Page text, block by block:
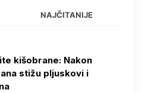
NAJČITANIJE
kišobrane: Nakon
stižu pljuskovi i